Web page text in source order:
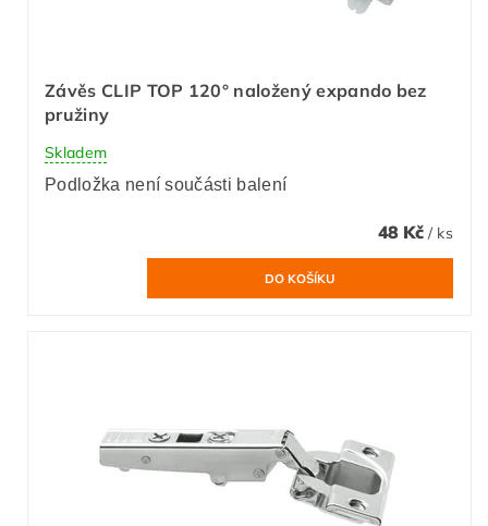
Závěs CLIP TOP 120° naložený expando bez
pružiny
Skladem
Podložka není součásti balení
48 Kč / ks